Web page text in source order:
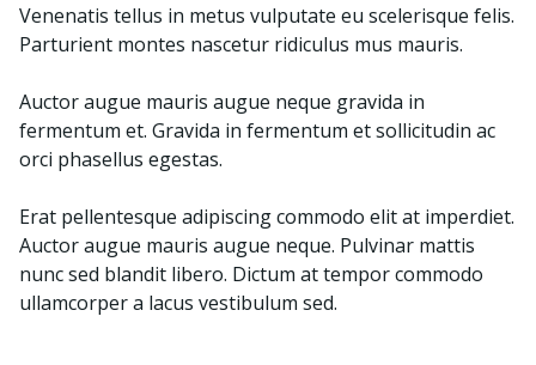
Venenatis tellus in metus vulputate eu scelerisque felis.
Parturient montes nascetur ridiculus mus mauris.
Auctor augue mauris augue neque gravida in
fermentum et. Gravida in fermentum et sollicitudin ac
orci phasellus egestas.
Erat pellentesque adipiscing commodo elit at imperdiet.
Auctor augue mauris augue neque. Pulvinar mattis
nunc sed blandit libero. Dictum at tempor commodo
ullamcorper a lacus vestibulum sed.